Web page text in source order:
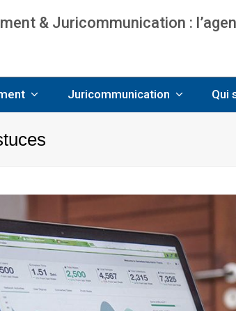
& Juricommunication :
Juricommunication Qui